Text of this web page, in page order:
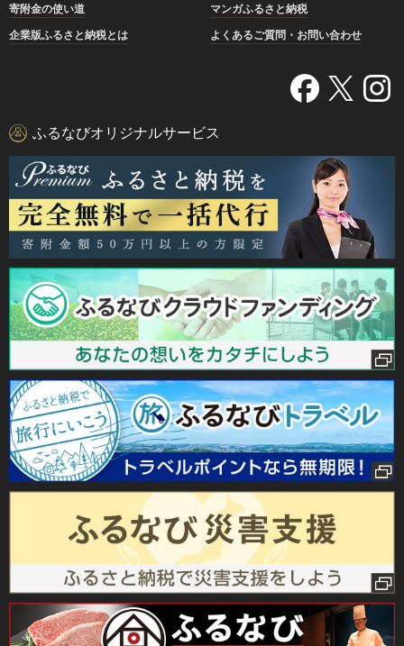
寄附金の使い道
マンガふるさと納税
企業版ふるさと納税とは
よくあるご質問・お問い合わせ
ふるなびオリジナルサービス